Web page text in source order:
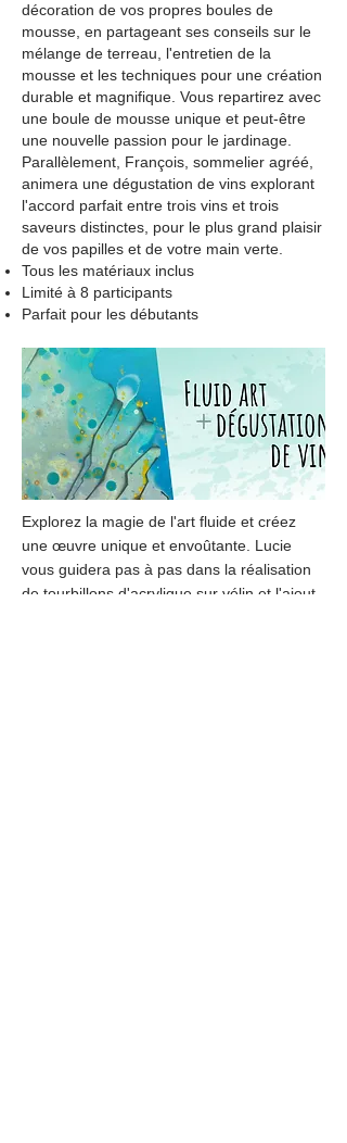
décoration de vos propres boules de
mousse, en partageant ses conseils sur le
mélange de terreau, l'entretien de la
mousse et les techniques pour une création
durable et magnifique. Vous repartirez avec
une boule de mousse unique et peut-être
une nouvelle passion pour le jardinage.
Parallèlement, François, sommelier agréé,
animera une dégustation de vins explorant
l'accord parfait entre trois vins et trois
saveurs distinctes, pour le plus grand plaisir
de vos papilles et de votre main verte.
Tous les matériaux inclus
Limité à 8 participants
Parfait pour les débutants
Explorez la magie de l'art fluide et créez
une œuvre unique et envoûtante. Lucie
vous guidera pas à pas dans la réalisation
de tourbillons d'acrylique sur vélin et l'ajout